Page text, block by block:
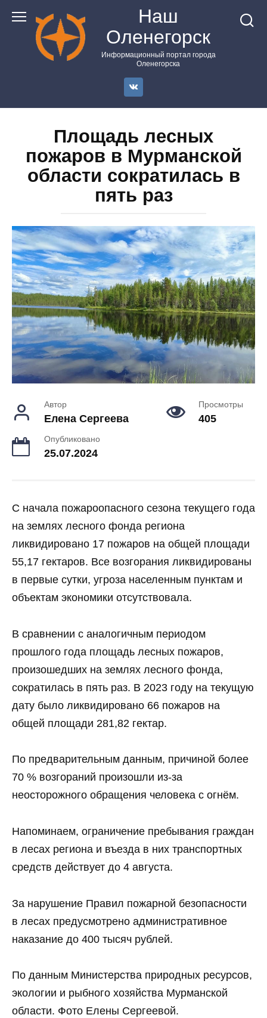
контенту
Наш
Оленегорск
Информационный портал города
Оленегорска
Площадь лесных
пожаров в Мурманской
области сократилась в
пять раз
Автор
Елена Сергеева
Просмотры
405
Опубликовано
25.07.2024
С начала пожароопасного сезона текущего года
на землях лесного фонда региона
ликвидировано 17 пожаров на общей площади
55,17 гектаров. Все возгорания ликвидированы
в первые сутки, угроза населенным пунктам и
объектам экономики отсутствовала.
В сравнении с аналогичным периодом
прошлого года площадь лесных пожаров,
произошедших на землях лесного фонда,
сократилась в пять раз. В 2023 году на текущую
дату было ликвидировано 66 пожаров на
общей площади 281,82 гектар.
По предварительным данным, причиной более
70 % возгораний произошли из-за
неосторожного обращения человека с огнём.
Напоминаем, ограничение пребывания граждан
в лесах региона и въезда в них транспортных
средств действует до 4 августа.
За нарушение Правил пожарной безопасности
в лесах предусмотрено административное
наказание до 400 тысяч рублей.
По данным Министерства природных ресурсов,
экологии и рыбного хозяйства Мурманской
области. Фото Елены Сергеевой.